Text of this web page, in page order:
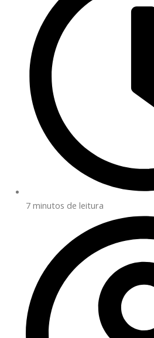
7 minutos de leitura